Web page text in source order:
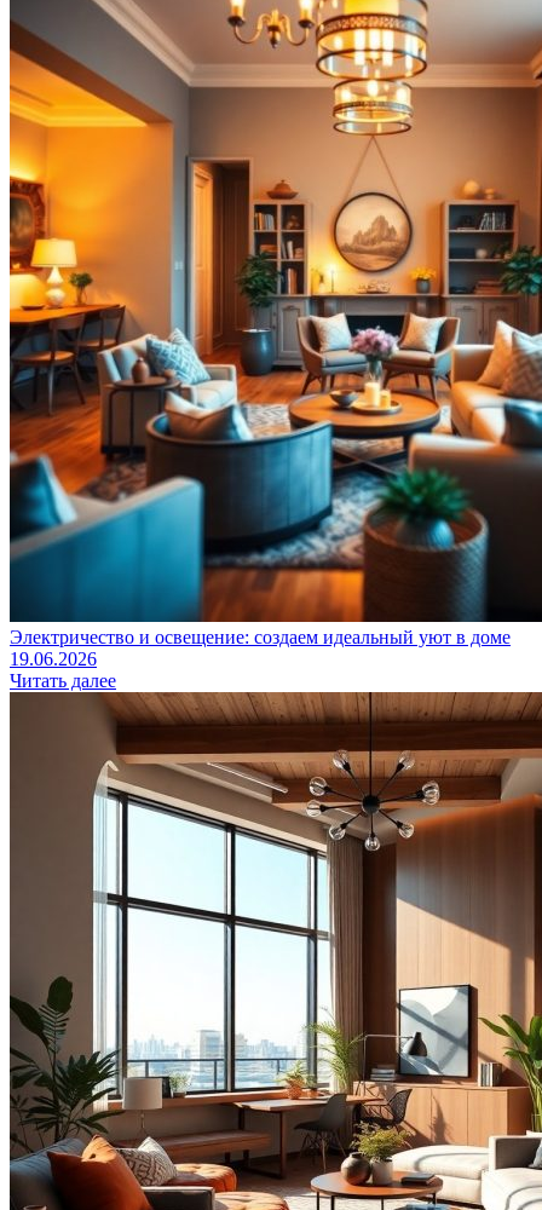
Электричество и освещение: создаем идеальный уют в доме
19.06.2026
Читать далее